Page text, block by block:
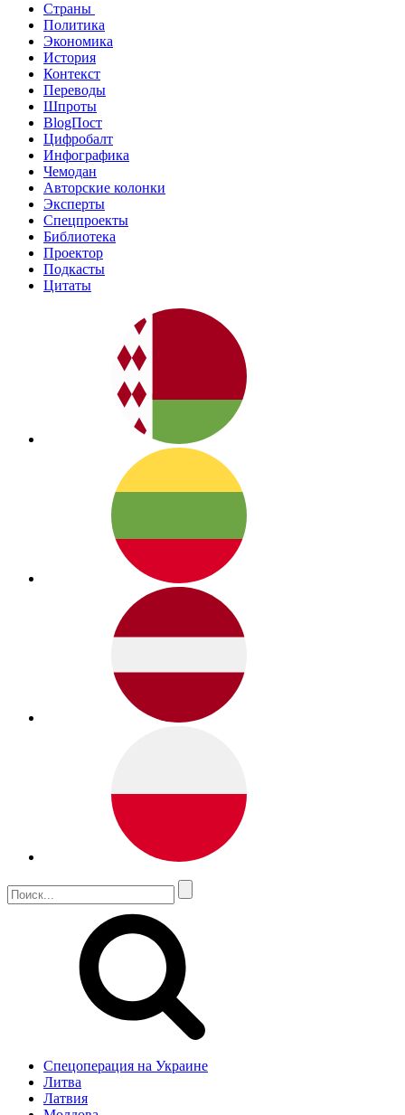
Страны
Политика
Экономика
История
Контекст
Переводы
Шпроты
BlogПост
Цифробалт
Инфографика
Чемодан
Авторские колонки
Эксперты
Спецпроекты
Библиотека
Проектор
Подкасты
Цитаты
Спецоперация на Украине
Литва
Латвия